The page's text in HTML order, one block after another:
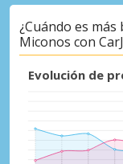
Accede a
¿Cuándo es
Miconos con
Evolución de